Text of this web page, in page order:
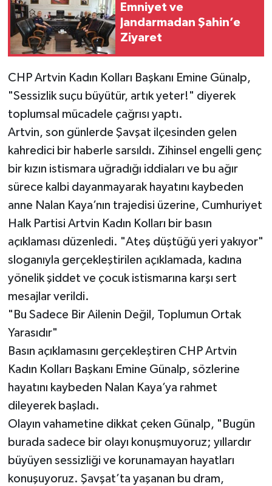
Emniyet ve
Jandarmadan Şahin’e
Ziyaret
CHP Artvin Kadın Kolları Başkanı Emine Günalp,
"Sessizlik suçu büyütür, artık yeter!" diyerek
toplumsal mücadele çağrısı yaptı.
Artvin, son günlerde Şavşat ilçesinden gelen
kahredici bir haberle sarsıldı. Zihinsel engelli genç
bir kızın istismara uğradığı iddiaları ve bu ağır
sürece kalbi dayanmayarak hayatını kaybeden
anne Nalan Kaya’nın trajedisi üzerine, Cumhuriyet
Halk Partisi Artvin Kadın Kolları bir basın
açıklaması düzenledi. "Ateş düştüğü yeri yakıyor"
sloganıyla gerçekleştirilen açıklamada, kadına
yönelik şiddet ve çocuk istismarına karşı sert
mesajlar verildi.
"Bu Sadece Bir Ailenin Değil, Toplumun Ortak
Yarasıdır"
Basın açıklamasını gerçekleştiren CHP Artvin
Kadın Kolları Başkanı Emine Günalp, sözlerine
hayatını kaybeden Nalan Kaya’ya rahmet
dileyerek başladı.
Olayın vahametine dikkat çeken Günalp, "Bugün
burada sadece bir olayı konuşmuyoruz; yıllardır
büyüyen sessizliği ve korunamayan hayatları
konuşuyoruz. Şavşat’ta yaşanan bu dram,